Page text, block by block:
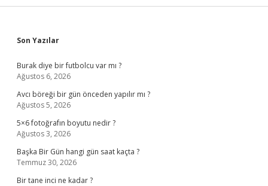
Sidebar
Son Yazılar
Burak diye bir futbolcu var mı ?
Ağustos 6, 2026
Avcı böreği bir gün önceden yapılır mı ?
Ağustos 5, 2026
5×6 fotoğrafın boyutu nedir ?
Ağustos 3, 2026
Başka Bir Gün hangi gün saat kaçta ?
Temmuz 30, 2026
Bir tane inci ne kadar ?